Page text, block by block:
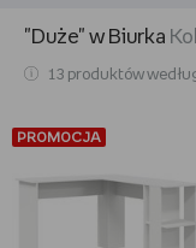
"Duże" w Biurka
13 produktów
PROMOCJA